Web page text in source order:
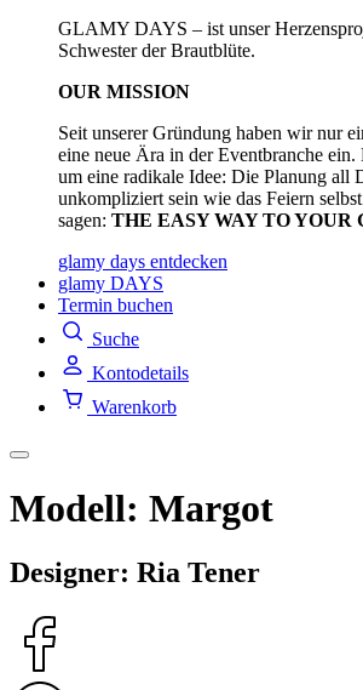
GLAMY DAYS – ist unser
Schwester der Brautblüte.
OUR MISSION
Seit unserer Gründung haben wir nur
eine neue Ära in der Eventbranche ein.
um eine radikale Idee: Die Planung all
unkompliziert sein wie das Feiern
sagen: THE EASY WAY TO YOUR
glamy days entdecken
glamy DAYS
Termin buchen
Suche
Kontodetails
Warenkorb
Modell: Margot
Designer: Ria Tener